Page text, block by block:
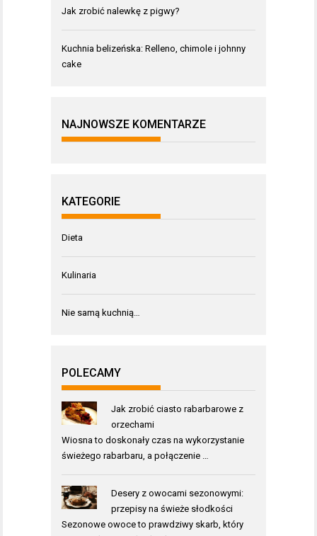
Jak zrobić nalewkę z pigwy?
Kuchnia belizeńska: Relleno, chimole i johnny
cake
NAJNOWSZE KOMENTARZE
KATEGORIE
Dieta
Kulinaria
Nie samą kuchnią…
POLECAMY
Jak zrobić ciasto rabarbarowe z
orzechami
Wiosna to doskonały czas na wykorzystanie
świeżego rabarbaru, a połączenie …
Desery z owocami sezonowymi:
przepisy na świeże słodkości
Sezonowe owoce to prawdziwy skarb, który